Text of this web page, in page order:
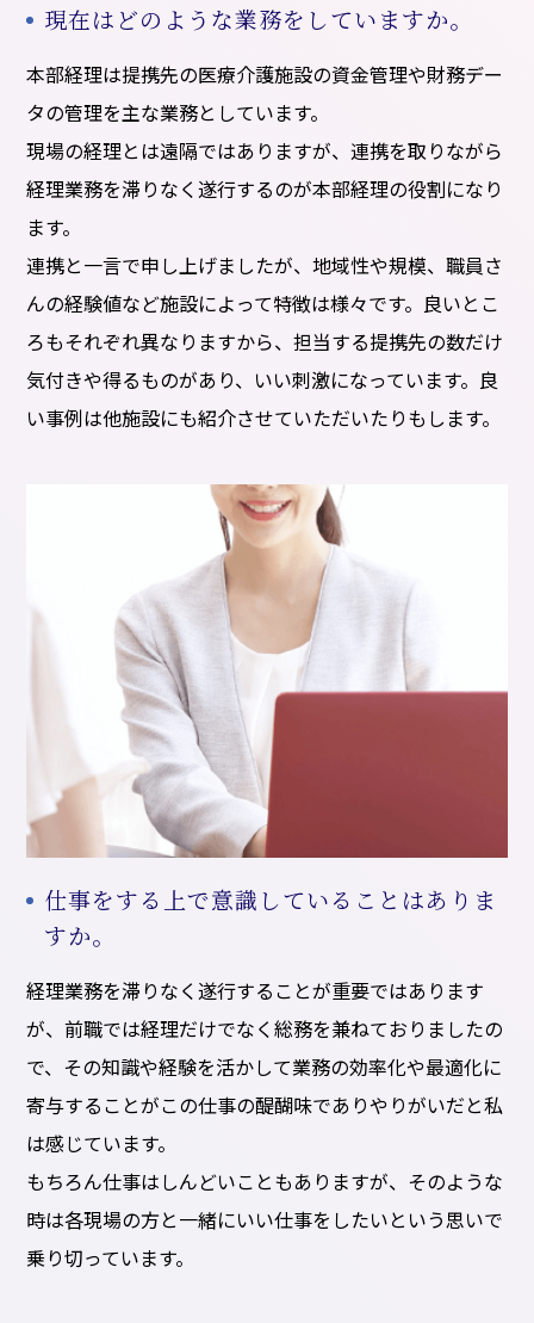
現在はどのような業務をしていますか。
本部経理は提携先の医療介護施設の資金管理や財務デー
タの管理を主な業務としています。
現場の経理とは遠隔ではありますが、連携を取りながら
経理業務を滞りなく遂行するのが本部経理の役割になり
ます。
連携と一言で申し上げましたが、地域性や規模、職員さ
んの経験値など施設によって特徴は様々です。良いとこ
ろもそれぞれ異なりますから、担当する提携先の数だけ
気付きや得るものがあり、いい刺激になっています。良
い事例は他施設にも紹介させていただいたりもします。
仕事をする上で意識していることはありま
すか。
経理業務を滞りなく遂行することが重要ではあります
が、前職では経理だけでなく総務を兼ねておりましたの
で、その知識や経験を活かして業務の効率化や最適化に
寄与することがこの仕事の醍醐味でありやりがいだと私
は感じています。
もちろん仕事はしんどいこともありますが、そのような
時は各現場の方と一緒にいい仕事をしたいという思いで
乗り切っています。